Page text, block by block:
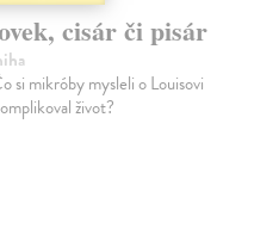
cisár či pisár
si mikróby mysleli o Louisovi
život?